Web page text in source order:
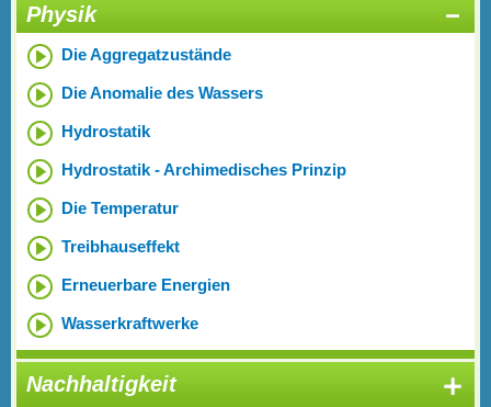
Physik
Die Aggregatzustände
Die Anomalie des Wassers
Hydrostatik
Hydrostatik - Archimedisches Prinzip
Die Temperatur
Treibhauseffekt
Erneuerbare Energien
Wasserkraftwerke
Nachhaltigkeit